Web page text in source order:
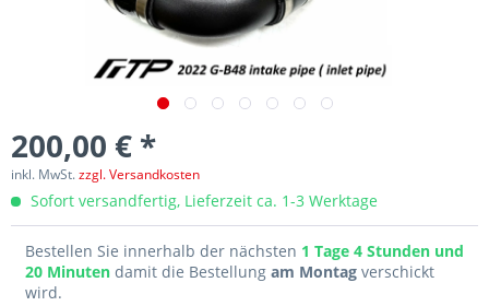
200,00 € *
inkl. MwSt.zzgl. Versandkosten
Sofort versandfertig, Lieferzeit ca. 1-3 Werktage
Bestellen Sie innerhalb der nächsten 1 Tage 4 Stunden und
20 Minuten damit die Bestellung am Montag verschickt
wird.